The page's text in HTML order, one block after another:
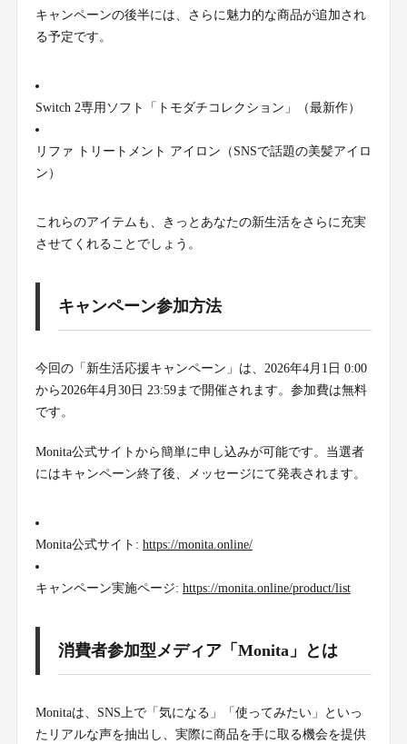
キャンペーンの後半には、さらに魅力的な商品が追加され
る予定です。
Switch 2専用ソフト「トモダチコレクション」（最新作）
リファ トリートメント アイロン（SNSで話題の美髪アイロ
ン）
これらのアイテムも、きっとあなたの新生活をさらに充実
させてくれることでしょう。
キャンペーン参加方法
今回の「新生活応援キャンペーン」は、2026年4月1日 0:00
から2026年4月30日 23:59まで開催されます。参加費は無料
です。
Monita公式サイトから簡単に申し込みが可能です。当選者
にはキャンペーン終了後、メッセージにて発表されます。
Monita公式サイト: https://monita.online/
キャンペーン実施ページ: https://monita.online/product/list
消費者参加型メディア「Monita」とは
Monitaは、SNS上で「気になる」「使ってみたい」といっ
たリアルな声を抽出し、実際に商品を手に取る機会を提供